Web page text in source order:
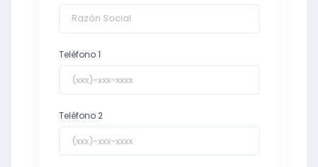
Teléfono 1
Teléfono 2